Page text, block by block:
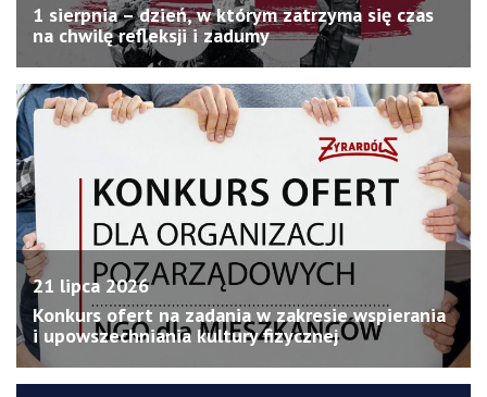
1 sierpnia – dzień, w którym zatrzyma się czas
na chwilę refleksji i zadumy
21 lipca 2026
Konkurs ofert na zadania w zakresie wspierania
i upowszechniania kultury fizycznej